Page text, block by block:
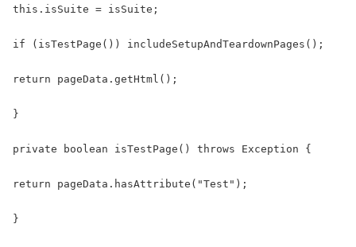
this.isSuite = isSuite;
if (isTestPage()) includeSetupAndTeardownPages();
return pageData.getHtml();
}
private boolean isTestPage() throws Exception {
return pageData.hasAttribute("Test");
}